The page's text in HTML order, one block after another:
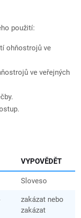
použití:
ohňostrojů ve
ve veřejných
VYPOVĚDĚT
Sloveso
zakázat nebo
zakázat